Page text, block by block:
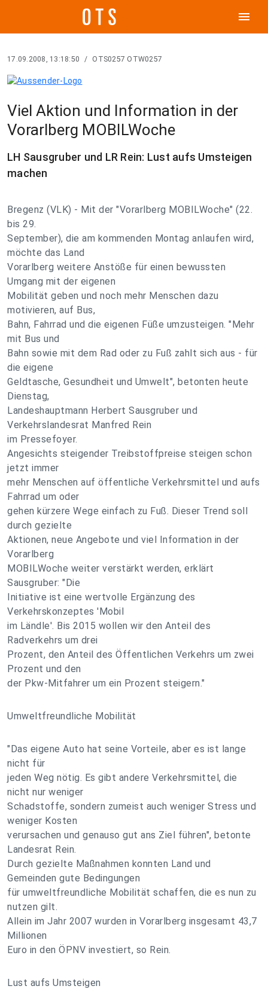
menu
17.09.2008, 13:18:50 / OTS0257 OTW0257
Viel Aktion und Information in der
Vorarlberg MOBILWoche
LH Sausgruber und LR Rein: Lust aufs Umsteigen
machen
Bregenz (VLK) - Mit der "Vorarlberg MOBILWoche" (22.
bis 29.
September), die am kommenden Montag anlaufen wird,
möchte das Land
Vorarlberg weitere Anstöße für einen bewussten
Umgang mit der eigenen
Mobilität geben und noch mehr Menschen dazu
motivieren, auf Bus,
Bahn, Fahrrad und die eigenen Füße umzusteigen. "Mehr
mit Bus und
Bahn sowie mit dem Rad oder zu Fuß zahlt sich aus - für
die eigene
Geldtasche, Gesundheit und Umwelt", betonten heute
Dienstag,
Landeshauptmann Herbert Sausgruber und
Verkehrslandesrat Manfred Rein
im Pressefoyer.
Angesichts steigender Treibstoffpreise steigen schon
jetzt immer
mehr Menschen auf öffentliche Verkehrsmittel und aufs
Fahrrad um oder
gehen kürzere Wege einfach zu Fuß. Dieser Trend soll
durch gezielte
Aktionen, neue Angebote und viel Information in der
Vorarlberg
MOBILWoche weiter verstärkt werden, erklärt
Sausgruber: "Die
Initiative ist eine wertvolle Ergänzung des
Verkehrskonzeptes 'Mobil
im Ländle'. Bis 2015 wollen wir den Anteil des
Radverkehrs um drei
Prozent, den Anteil des Öffentlichen Verkehrs um zwei
Prozent und den
der Pkw-Mitfahrer um ein Prozent steigern."
Umweltfreundliche Mobilität
"Das eigene Auto hat seine Vorteile, aber es ist lange
nicht für
jeden Weg nötig. Es gibt andere Verkehrsmittel, die
nicht nur weniger
Schadstoffe, sondern zumeist auch weniger Stress und
weniger Kosten
verursachen und genauso gut ans Ziel führen", betonte
Landesrat Rein.
Durch gezielte Maßnahmen konnten Land und
Gemeinden gute Bedingungen
für umweltfreundliche Mobilität schaffen, die es nun zu
nutzen gilt.
Allein im Jahr 2007 wurden in Vorarlberg insgesamt 43,7
Millionen
Euro in den ÖPNV investiert, so Rein.
Lust aufs Umsteigen